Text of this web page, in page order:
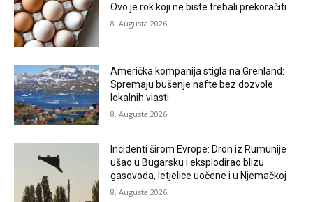
Ovo je rok koji ne biste trebali prekoračiti
8. Augusta 2026.
Američka kompanija stigla na Grenland:
Spremaju bušenje nafte bez dozvole
lokalnih vlasti
8. Augusta 2026.
Incidenti širom Evrope: Dron iz Rumunije
ušao u Bugarsku i eksplodirao blizu
gasovoda, letjelice uočene i u Njemačkoj
8. Augusta 2026.